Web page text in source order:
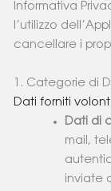
Informativa
l’utilizzo
cancellare i
1. Categorie di
Dati forniti
Dati di
mail,
inviate